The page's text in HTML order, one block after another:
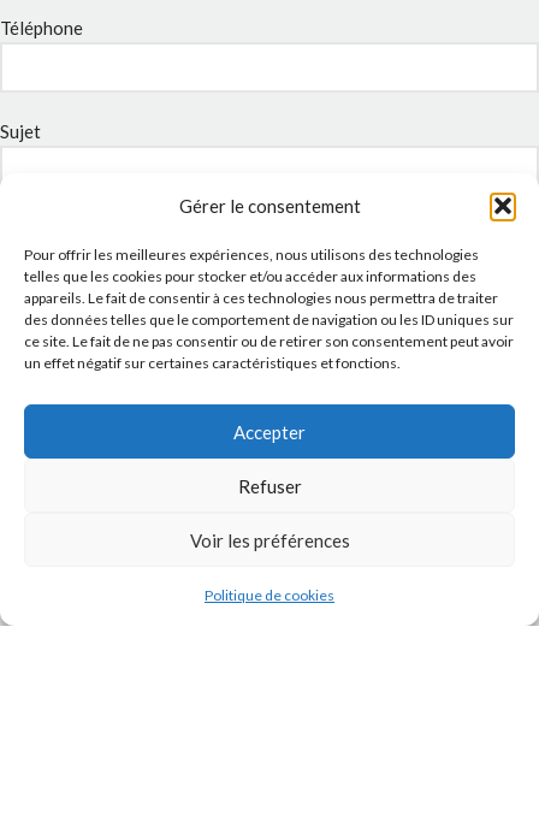
Gérer le consentement
Pour offrir les meilleures expériences, nous utilisons des technologies
telles que les cookies pour stocker et/ou accéder aux informations des
appareils. Le fait de consentir à ces technologies nous permettra de traiter
des données telles que le comportement de navigation ou les ID uniques sur
ce site. Le fait de ne pas consentir ou de retirer son consentement peut avoir
un effet négatif sur certaines caractéristiques et fonctions.
Accepter
Refuser
Voir les préférences
Politique de cookies
Téléphone
Sujet